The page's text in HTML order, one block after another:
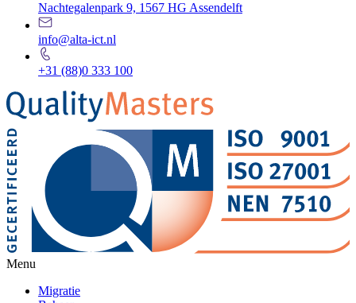
Nachtegalenpark 9, 1567 HG Assendelft
info@alta-ict.nl
+31 (88)0 333 100
Menu
Migratie